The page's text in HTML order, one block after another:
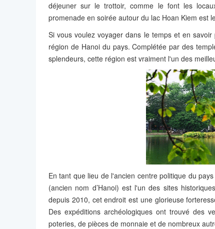
déjeuner sur le trottoir, comme le font les
promenade en soirée autour du lac Hoan Kiem est
Si vous voulez voyager dans le temps et en
région de Hanoi du pays. Complétée par des
splendeurs, cette région est vraiment l'un des
En tant que lieu de l'ancien centre politique du
(ancien nom d’Hanoi) est l'un des sites
depuis 2010, cet endroit est une glorieuse
Des expéditions archéologiques ont trouvé des
poteries, de pièces de monnaie et de nombreux